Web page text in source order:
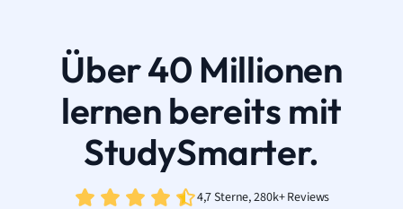
Über 40 Millionen
lernen bereits mit
StudySmarter.
4,7 Sterne, 280k+ Reviews